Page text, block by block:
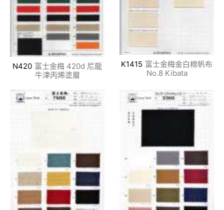
N420 富士金梅 420d 尼龍
牛津丙烯塗層
K1415 富士金梅金白棉帆布
No.8 Kibata